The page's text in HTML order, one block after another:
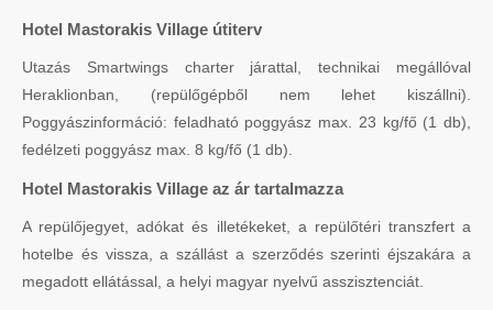
Hotel Mastorakis Village útiterv
Utazás Smartwings charter járattal, technikai megállóval
Heraklionban, (repülőgépből nem lehet kiszállni).
Poggyászinformáció: feladható poggyász max. 23 kg/fő (1 db),
fedélzeti poggyász max. 8 kg/fő (1 db).
Hotel Mastorakis Village az ár tartalmazza
A repülőjegyet, adókat és illetékeket, a repülőtéri transzfert a
hotelbe és vissza, a szállást a szerződés szerinti éjszakára a
megadott ellátással, a helyi magyar nyelvű asszisztenciát.